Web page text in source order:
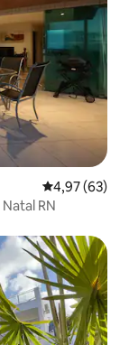
Gemiddelde
4,97 (63)
RN